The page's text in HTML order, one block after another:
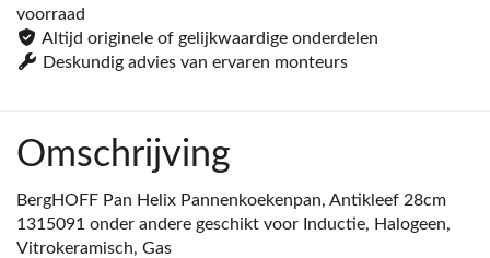
voorraad
Altijd originele of gelijkwaardige onderdelen
Deskundig advies van ervaren monteurs
Omschrijving
BergHOFF Pan Helix Pannenkoekenpan, Antikleef 28cm
1315091 onder andere geschikt voor Inductie, Halogeen,
Vitrokeramisch, Gas